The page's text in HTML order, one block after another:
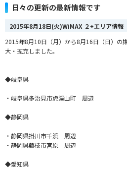
UQ mobile
日々の更新の最新情報です
2015年8月18日(火)WiMAX ２+エリア情報
2015年8月10日（月）から8月16日（日）の
大・拡充しました。
◆岐阜県
・岐阜県多治見市虎渓山町 周辺
◆静岡県
・静岡県掛川市千浜 周辺
・静岡県藤枝市宮原 周辺
◆愛知県